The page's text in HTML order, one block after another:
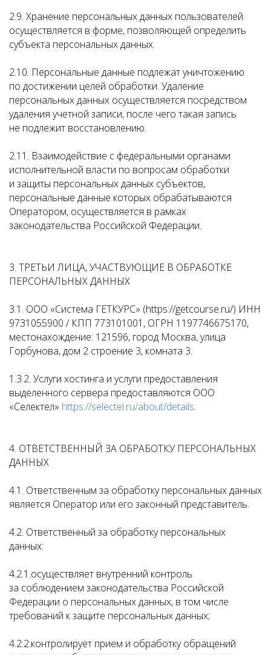
2.9. Хранение персональных данных пользователей
осуществляется в форме, позволяющей определить
субъекта персональных данных.
2.10. Персональные данные подлежат уничтожению
по достижении целей обработки. Удаление
персональных данных осуществляется посредством
удаления учетной записи, после чего такая запись
не подлежит восстановлению.
2.11. Взаимодействие с федеральными органами
исполнительной власти по вопросам обработки
и защиты персональных данных субъектов,
персональные данные которых обрабатываются
Оператором, осуществляется в рамках
законодательства Российской Федерации.
3. ТРЕТЬИ ЛИЦА, УЧАСТВУЮЩИЕ В ОБРАБОТКЕ
ПЕРСОНАЛЬНЫХ ДАННЫХ
3.1. ООО «Система ГЕТКУРС» (https://getcourse.ru/) ИНН
9731055900 / КПП 773101001, ОГРН 1197746675170,
местонахождение: 121596, город Москва, улица
Горбунова, дом 2 строение 3, комната 3.
1.3.2. Услуги хостинга и услуги предоставления
выделенного сервера предоставляются ООО
«Селектел» https://selectel.ru/about/details.
4. ОТВЕТСТВЕННЫЙ ЗА ОБРАБОТКУ ПЕРСОНАЛЬНЫХ
ДАННЫХ
4.1. Ответственным за обработку персональных данных
является Оператор или его законный представитель.
4.2. Ответственный за обработку персональных
данных:
4.2.1.осуществляет внутренний контроль
за соблюдением законодательства Российской
Федерации о персональных данных, в том числе
требований к защите персональных данных;
4.2.2.контролирует прием и обработку обращений